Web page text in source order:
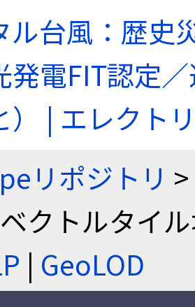
ル台風：歴史
発電FIT認定
） | エレクト
リポジトリ >
クトルタイ
| GeoLOD